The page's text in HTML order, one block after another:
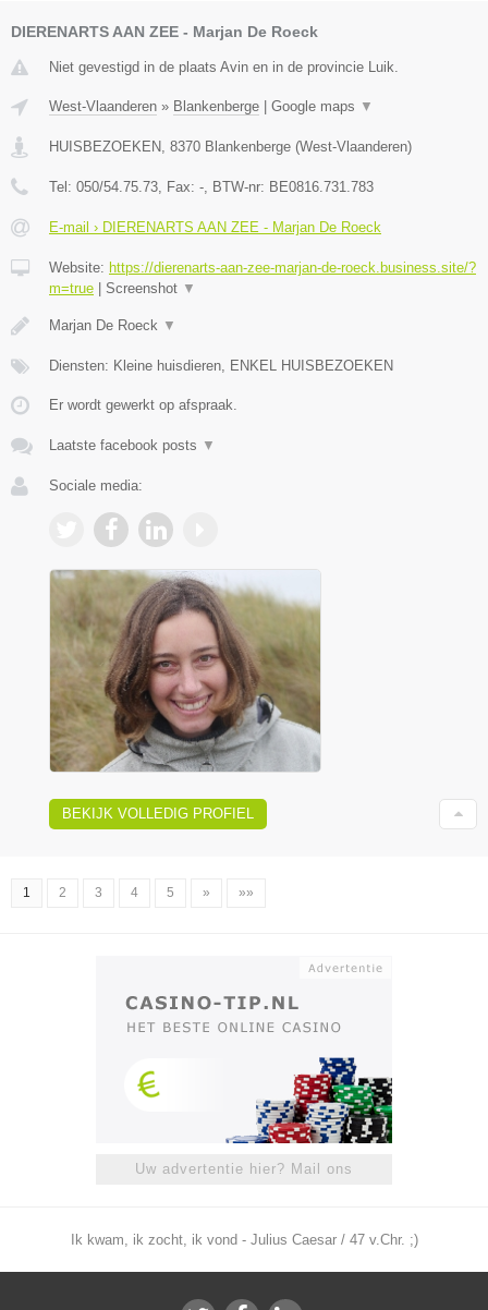
DIERENARTS AAN ZEE - Marjan De Roeck
Niet gevestigd in de plaats Avin en in de provincie Luik.
West-Vlaanderen » Blankenberge | Google maps ▼
HUISBEZOEKEN 8370 Blankenberge (West-Vlaanderen)
Tel: 050/54.75.73 , Fax: - , BTW-nr: BE0816.731.783
E-mail › DIERENARTS AAN ZEE - Marjan De Roeck
Website: https://dierenarts-aan-zee-marjan-de-roeck.business.site/?
m=true | Screenshot ▼
Marjan De Roeck ▼
Diensten: Kleine huisdieren, ENKEL HUISBEZOEKEN
Er wordt gewerkt op afspraak.
Laatste facebook posts ▼
Sociale media:
BEKIJK VOLLEDIG PROFIEL
1 2 3 4 5 » »»
Uw advertentie hier? Mail ons
Ik kwam, ik zocht, ik vond - Julius Caesar / 47 v.Chr. ;)